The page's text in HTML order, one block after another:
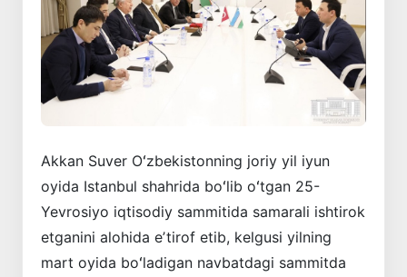
Akkan Suver Oʻzbekistonning joriy yil iyun
oyida Istanbul shahrida boʻlib oʻtgan 25-
Yevrosiyo iqtisodiy sammitida samarali ishtirok
etganini alohida eʼtirof etib, kelgusi yilning
mart oyida boʻladigan navbatdagi sammitda